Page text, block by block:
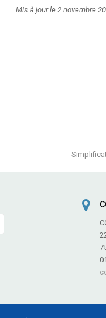
Mis à jour le 2 novembre
next